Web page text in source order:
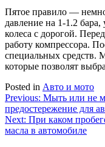
Пятое правило —
давление на 1-1.2 бара,
колеса с дорогой.
работу компрессора.
специальных средств.
которые позволят
Posted in Авто и мото
Навигация
по
записям
Previous: Мыть или не
предостережение для
Next: При каком
масла в автомобиле